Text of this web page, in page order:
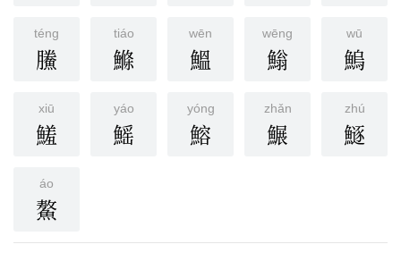
téng
鰧
tiáo
鰷
wēn
鰮
wēng
䱵
wū
鰞
xiū
鱃
yáo
鰩
yóng
鰫
zhǎn
䱼
zhú
鱁
áo
鰲